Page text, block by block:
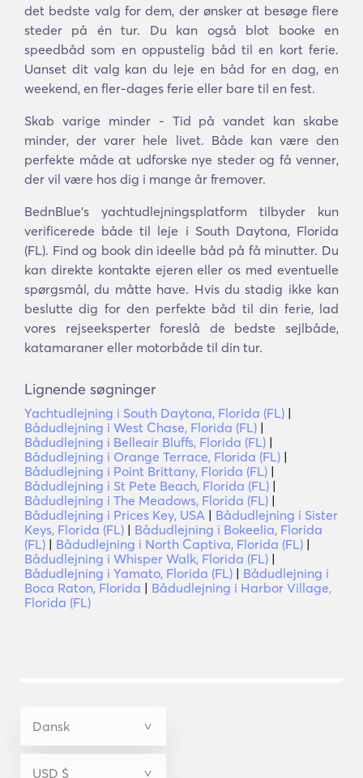
det bedste valg for dem, der ønsker at besøge flere
steder på én tur. Du kan også blot booke en
speedbåd som en oppustelig båd til en kort ferie.
Uanset dit valg kan du leje en båd for en dag, en
weekend, en fler-dages ferie eller bare til en fest.
Skab varige minder - Tid på vandet kan skabe
minder, der varer hele livet. Både kan være den
perfekte måde at udforske nye steder og få venner,
der vil være hos dig i mange år fremover.
BednBlue's yachtudlejningsplatform tilbyder kun
verificerede både til leje i South Daytona, Florida
(FL). Find og book din ideelle båd på få minutter. Du
kan direkte kontakte ejeren eller os med eventuelle
spørgsmål, du måtte have. Hvis du stadig ikke kan
beslutte dig for den perfekte båd til din ferie, lad
vores rejseeksperter foreslå de bedste sejlbåde,
katamaraner eller motorbåde til din tur.
Lignende søgninger
Yachtudlejning i South Daytona, Florida (FL) |
Bådudlejning i West Chase, Florida (FL) |
Bådudlejning i Belleair Bluffs, Florida (FL) |
Bådudlejning i Orange Terrace, Florida (FL) |
Bådudlejning i Point Brittany, Florida (FL) |
Bådudlejning i St Pete Beach, Florida (FL) |
Bådudlejning i The Meadows, Florida (FL) |
Bådudlejning i Prices Key, USA | Bådudlejning i Sister
Keys, Florida (FL) | Bådudlejning i Bokeelia, Florida
(FL) | Bådudlejning i North Captiva, Florida (FL) |
Bådudlejning i Whisper Walk, Florida (FL) |
Bådudlejning i Yamato, Florida (FL) | Bådudlejning i
Boca Raton, Florida | Bådudlejning i Harbor Village,
Florida (FL)